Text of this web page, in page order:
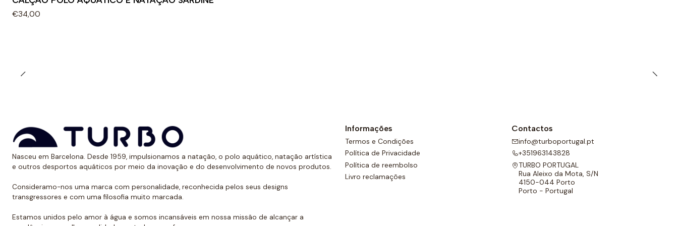
€34,00
Nasceu em Barcelona. Desde 1959, impulsionamos a natação, o polo aquático, natação artística
e outros desportos aquáticos por meio da inovação e do desenvolvimento de novos produtos.
Consideramo-nos uma marca com personalidade, reconhecida pelos seus designs
transgressores e com uma filosofia muito marcada.
Estamos unidos pelo amor à água e somos incansáveis em nossa missão de alcançar a
Informações
Termos e Condições
Política de Privacidade
Política de reembolso
Livro reclamações
Contactos
info@turboportugal.pt
+351963143828
TURBO PORTUGAL
Rua Aleixo da Mota, S/N
4150-044 Porto
Porto - Portugal